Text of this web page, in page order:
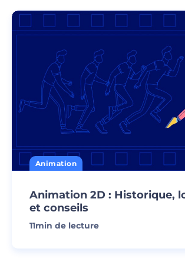
Animation
Animation 2D : Historique,
et conseils
11min de lecture